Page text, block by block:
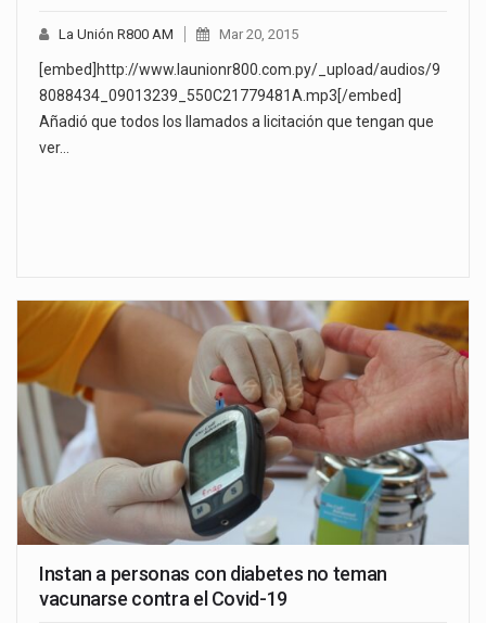
La Unión R800 AM Mar 20, 2015
[embed]http://www.launionr800.com.py/_upload/audios/9
8088434_09013239_550C21779481A.mp3[/embed]
Añadió que todos los llamados a licitación que tengan que
ver…
Instan a personas con diabetes no teman
vacunarse contra el Covid-19